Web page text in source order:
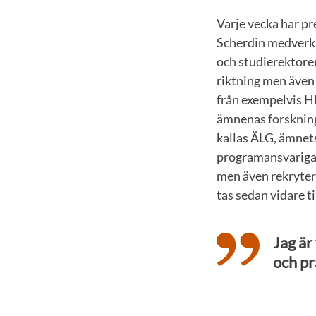
Varje vecka har
Scherdin
och
riktning men
från exempelvis
ämnenas
kallas ÄLG,
men även
tas sedan vidare
Jag
och